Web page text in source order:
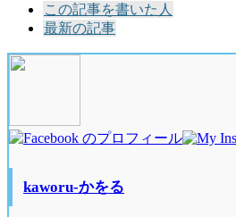
following
tabs
change
この記事を書いた人
最新の記事
kaworu-かをる